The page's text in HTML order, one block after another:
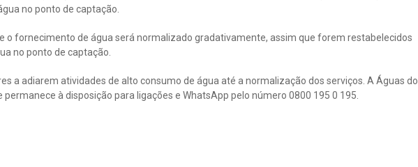
no ponto de captação.
o fornecimento de água será normalizado gradativamente, assim que forem restabelecidos
no ponto de captação.
a adiarem atividades de alto consumo de água até a normalização dos serviços. A Águas do
permanece à disposição para ligações e WhatsApp pelo número 0800 195 0 195.